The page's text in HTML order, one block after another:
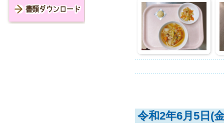
令和2年6月5日(